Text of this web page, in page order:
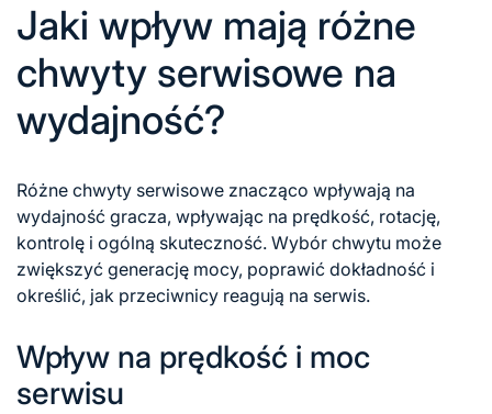
Jaki wpływ mają różne
chwyty serwisowe na
wydajność?
Różne chwyty serwisowe znacząco wpływają na
wydajność gracza, wpływając na prędkość, rotację,
kontrolę i ogólną skuteczność. Wybór chwytu może
zwiększyć generację mocy, poprawić dokładność i
określić, jak przeciwnicy reagują na serwis.
Wpływ na prędkość i moc
serwisu